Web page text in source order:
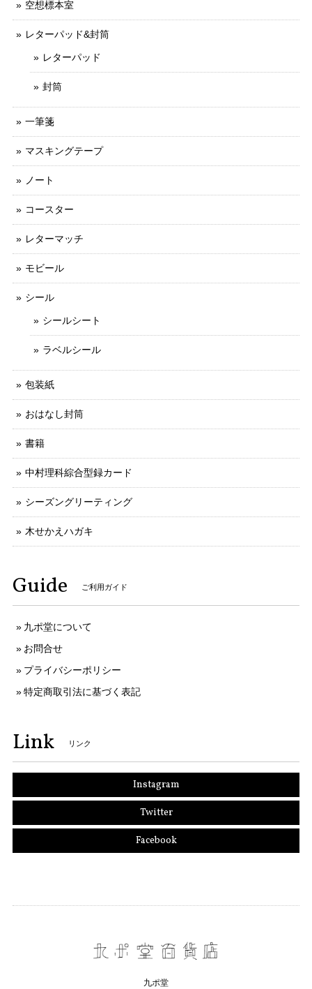
空想標本室
レターパッド&封筒
レターパッド
封筒
一筆箋
マスキングテープ
ノート
コースター
レターマッチ
モビール
シール
シールシート
ラベルシール
包装紙
おはなし封筒
書籍
中村理科綜合型録カード
シーズングリーティング
木せかえハガキ
Guide ご利用ガイド
九ポ堂について
お問合せ
プライバシーポリシー
特定商取引法に基づく表記
Link リンク
Instagram
Twitter
Facebook
九ポ堂